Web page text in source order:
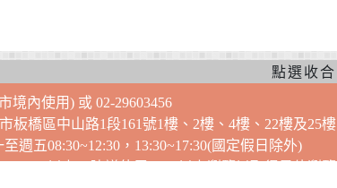
境內使用) 或 02-29603456
板橋區中山路1段161號1樓、2樓、4樓、22樓及25樓
週五08:30~12:30，13:30~17:30(國定假日除外)